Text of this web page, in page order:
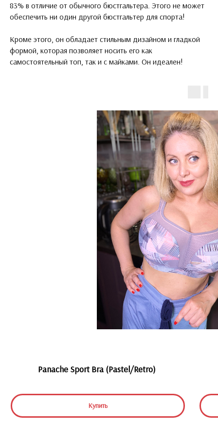
83% в отличие от обычного бюстгальтера. Этого не может
обеспечить ни один другой бюстгальтер для спорта!
Кроме этого, он обладает стильным дизайном и гладкой
формой, которая позволяет носить его как
самостоятельный топ, так и с майками. Он идеален!
Panache Sport Bra (Pastel/Retro)
Купить